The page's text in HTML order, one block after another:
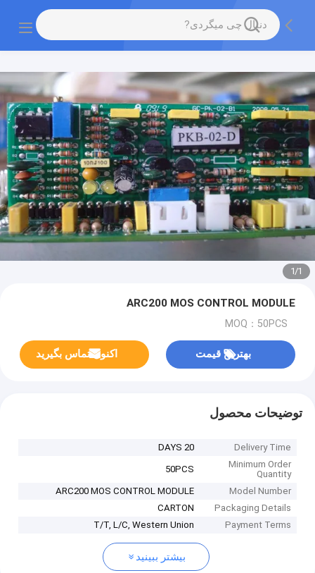
1
/
1
ARC200 MOS CONTROL MODULE
MOQ：50PCS
بهترین قیمت اکنون تماس بگیرید
توضیحات محصول
Delivery Time
20 DAYS
Minimum Order
Quantity
50PCS
Model Number
ARC200 MOS CONTROL MODULE
Packaging Details
CARTON
Payment Terms
T/T, L/C, Western Union
بیشتر ببینید